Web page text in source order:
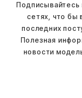
Подписывайтесь
сетях, что бы
последних
Полезная
новости